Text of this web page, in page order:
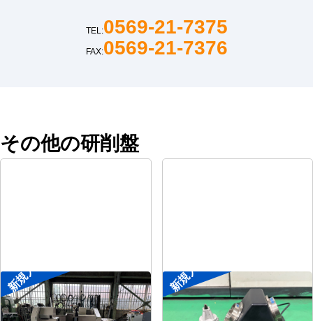
TEL:0569-21-7375
FAX:0569-21-7376
その他の研削盤
新規入荷
円筒研削盤
メーカー シギヤ精機
新規入荷
ドリル研削盤
メーカー ニシガキ